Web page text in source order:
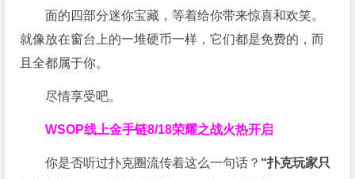
面的四部分迷你宝藏，等着给你带来惊喜和欢笑。
就像放在窗台上的一堆硬币一样，它们都是免费的，而
且全都属于你。
尽情享受吧。
WSOP线上金手链8/18荣耀之战火热开启
你是否听过扑克圈流传着这么一句话？ “扑克玩家只